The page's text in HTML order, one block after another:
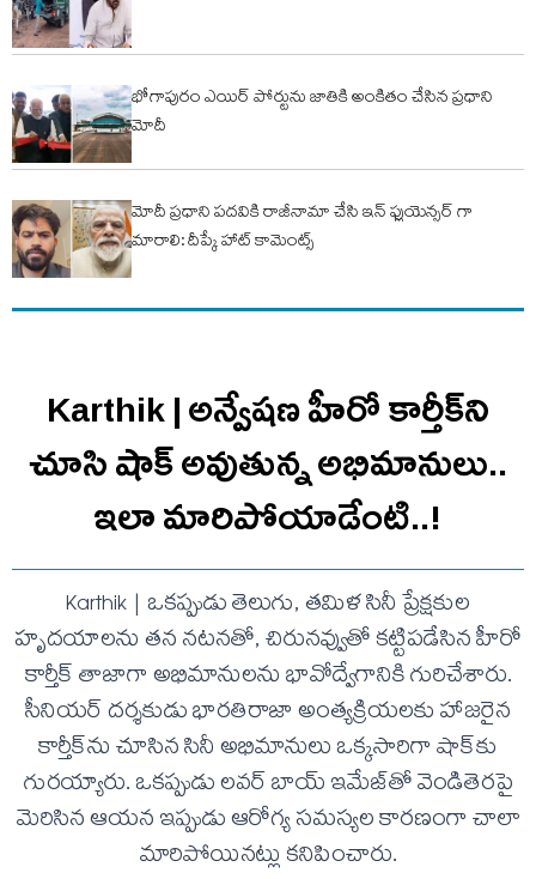
భోగాపురం ఎయిర్ పోర్టును జాతికి అంకితం చేసిన ప్రధాని
మోదీ
మోదీ ప్రధాని పదవికి రాజీనామా చేసి ఇన్ ఫ్లుయెన్సర్ గా
మారాలి: దీప్కే హాట్ కామెంట్స్
Karthik | అన్వేషణ హీరో కార్తీక్‌ని
చూసి షాక్ అవుతున్న అభిమానులు..
ఇలా మారిపోయాడేంటి..!
Karthik | ఒకప్పుడు తెలుగు, తమిళ సినీ ప్రేక్షకుల
హృదయాలను తన నటనతో, చిరునవ్వుతో కట్టిపడేసిన హీరో
కార్తీక్ తాజాగా అభిమానులను భావోద్వేగానికి గురిచేశారు.
సీనియర్ దర్శకుడు భారతిరాజా అంత్యక్రియలకు హాజరైన
కార్తీక్‌ను చూసిన సినీ అభిమానులు ఒక్కసారిగా షాక్‌కు
గురయ్యారు. ఒకప్పుడు లవర్ బాయ్ ఇమేజ్‌తో వెండితెరపై
మెరిసిన ఆయన ఇప్పుడు ఆరోగ్య సమస్యల కారణంగా చాలా
మారిపోయినట్లు కనిపించారు.